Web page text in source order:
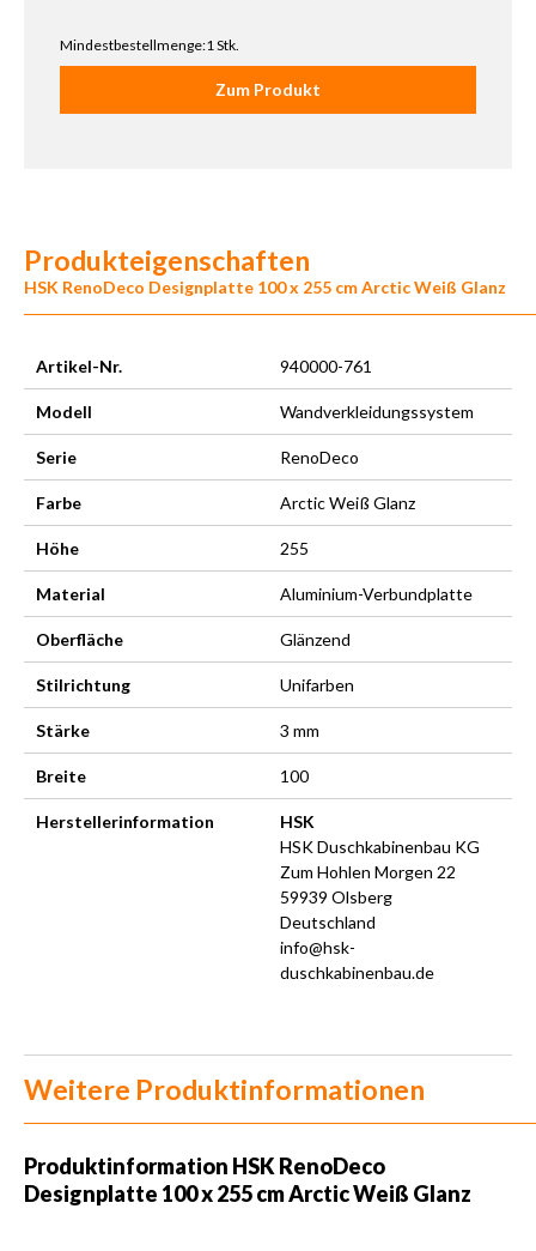
Mindestbestellmenge:1 Stk.
Zum Produkt
Produkteigenschaften
HSK RenoDeco Designplatte 100 x 255 cm Arctic Weiß Glanz
Artikel-Nr. 940000-761
Modell Wandverkleidungssystem
Serie RenoDeco
Farbe Arctic Weiß Glanz
Höhe 255
Material Aluminium-Verbundplatte
Oberfläche Glänzend
Stilrichtung Unifarben
Stärke 3 mm
Breite 100
Herstellerinformation
HSK
HSK Duschkabinenbau KG
Zum Hohlen Morgen 22
59939 Olsberg
Deutschland
info@hsk-
duschkabinenbau.de
Weitere Produktinformationen
Produktinformation HSK RenoDeco
Designplatte 100 x 255 cm Arctic Weiß Glanz